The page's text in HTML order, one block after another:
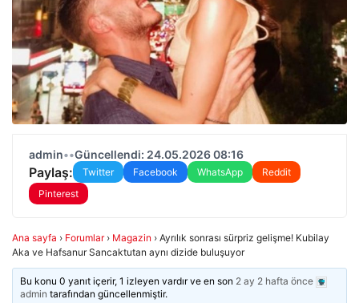
admin••Güncellendi: 24.05.2026 08:16
Paylaş: Twitter Facebook WhatsApp
Reddit
Pinterest
Ana sayfa › Forumlar › Magazin › Ayrılık sonrası sürpriz gelişme! Kubilay
Aka ve Hafsanur Sancaktutan aynı dizide buluşuyor
Bu konu 0 yanıt içerir, 1 izleyen vardır ve en son 2 ay 2 hafta önce
admin tarafından güncellenmiştir.